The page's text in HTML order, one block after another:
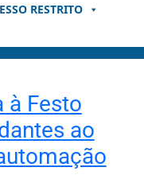
RESTRITO
à Festo
ao